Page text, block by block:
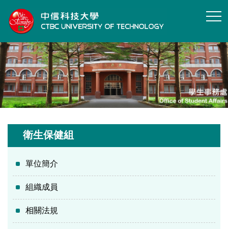
到
主
要
內
容
區
衛生保健組
單位簡介
組織成員
相關法規